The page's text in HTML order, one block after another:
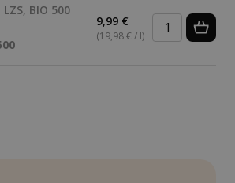
BIO 500
9,99 €
(19,98 € / l)